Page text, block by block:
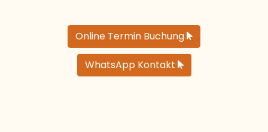
Online Termin Buchung
WhatsApp Kontakt